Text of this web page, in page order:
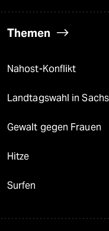
Themen
Nahost-Konflikt
Landtagswahl in
Gewalt gegen Frauen
Hitze
Surfen